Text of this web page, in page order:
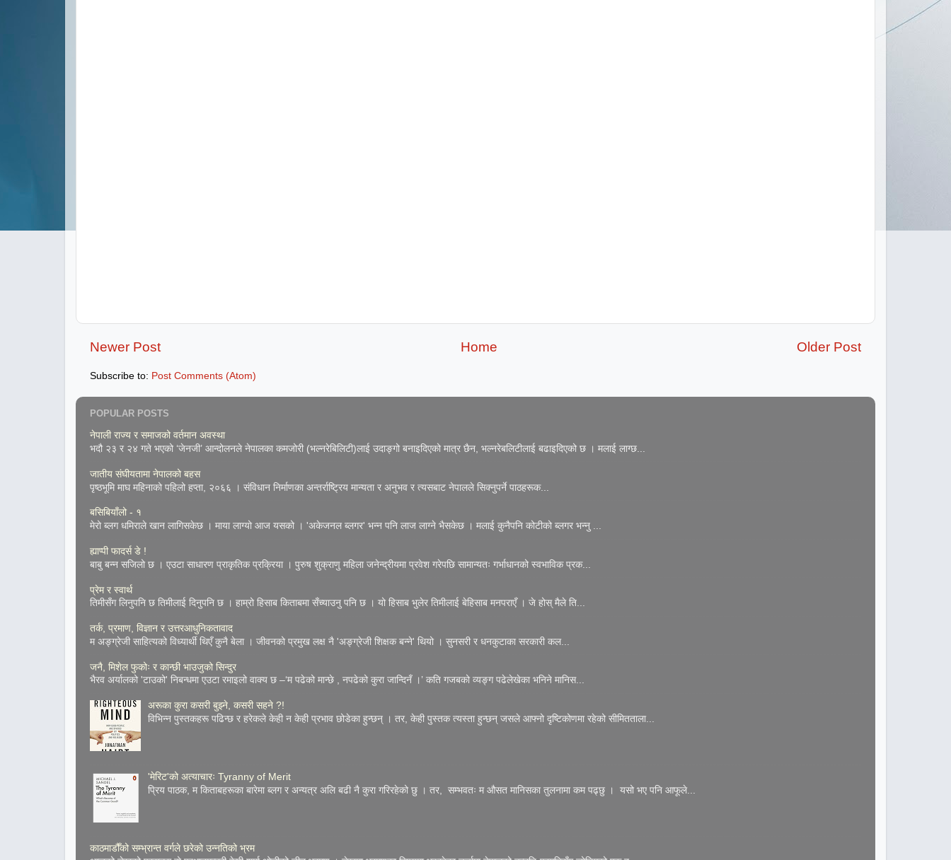
Newer Post Older Post
Home
Subscribe to: Post Comments (Atom)
POPULAR POSTS
नेपाली राज्य र समाजको वर्तमान अवस्था
भदौ २३ र २४ गते भएको ‘जेनजी’ आन्दोलनले नेपालका कमजोरी (भल्नरेबिलिटी)लाई उदाङ्गो बनाइदिएको मात्र छैन, भल्नरेबलिटीलाई बढाइदिएको छ । मलाई लाग्छ...
जातीय संघीयतामा नेपालको बहस
पृष्ठभूमि माघ महिनाको पहिलो हप्ता, २०६६ । संविधान निर्माणका अन्तर्राष्ट्रिय मान्यता र अनुभव र त्यसबाट नेपालले सिक्नुपर्ने पाठहरूक...
बसिबियाँलो - १
मेरो ब्लग धमिराले खान लागिसकेछ । माया लाग्यो आज यसको । 'अकेजनल ब्लगर' भन्न पनि लाज लाग्ने भैसकेछ । मलाई कुनैपनि कोटीको ब्लगर भन्नु ...
ह्याप्पी फादर्स डे !
बाबु बन्न सजिलो छ । एउटा साधारण प्राकृतिक प्रक्रिया । पुरुष शुक्राणु महिला जनेन्द्रीयमा प्रवेश गरेपछि सामान्यतः गर्भाधानको स्वभाविक प्रक...
प्रेम र स्वार्थ
तिमीसँग लिनुपनि छ तिमीलाई दिनुपनि छ । हाम्रो हिसाब किताबमा सँच्याउनु पनि छ । यो हिसाब भुलेर तिमीलाई बेहिसाब मनपराएँ । जे होस् मैले ति...
तर्क, प्रमाण, विज्ञान र उत्तरआधुनिकतावाद
म अङ्ग्रेजी साहित्यको विध्यार्थी थिएँ कुनै बेला । जीवनको प्रमुख लक्ष नै 'अङ्ग्रेजी शिक्षक बन्ने' थियो । सुनसरी र धनकुटाका सरकारी कल...
जनै, मिशेल फुकोः र कान्छी भाउजुको सिन्दुर
भैरव अर्यालको 'टाउको' निबन्धमा एउटा रमाइलो वाक्य छ –‘म पढेको मान्छे , नपढेको कुरा जान्दिनँ ।’ कति गजबको व्यङ्ग पढेलेखेका भनिने मानिस...
अरूका कुरा कसरी बुझ्ने, कसरी सहने ?!
विभिन्न पुस्तकहरू पढिन्छ र हरेकले केही न केही प्रभाव छोडेका हुन्छन् । तर, केही पुस्तक त्यस्ता हुन्छन् जसले आफ्नो दृष्टिकोणमा रहेको सीमितताला...
'मेरिट'को अत्याचारः Tyranny of Merit
प्रिय पाठक, म किताबहरूका बारेमा ब्लग र अन्यत्र अलि बढी नै कुरा गरिरहेको छु । तर, सम्भवतः म औसत मानिसका तुलनामा कम पढ्छु । यसो भए पनि आफूले...
काठमाडौँको सम्भ्रान्त वर्गले छरेको उन्नतिको भ्रम